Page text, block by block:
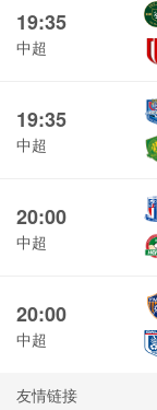
19:35
中超
19:35
中超
20:00
中超
20:00
中超
友情链接